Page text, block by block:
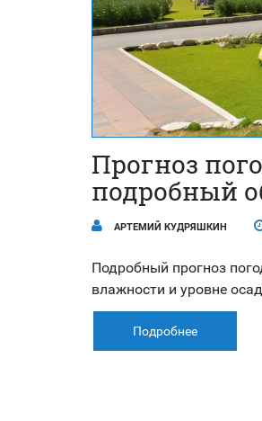
Прогноз
подробный
АРТЕМИЙ КУДРЯШКИН
Подробный прогноз
влажности и уровне
Подробнее